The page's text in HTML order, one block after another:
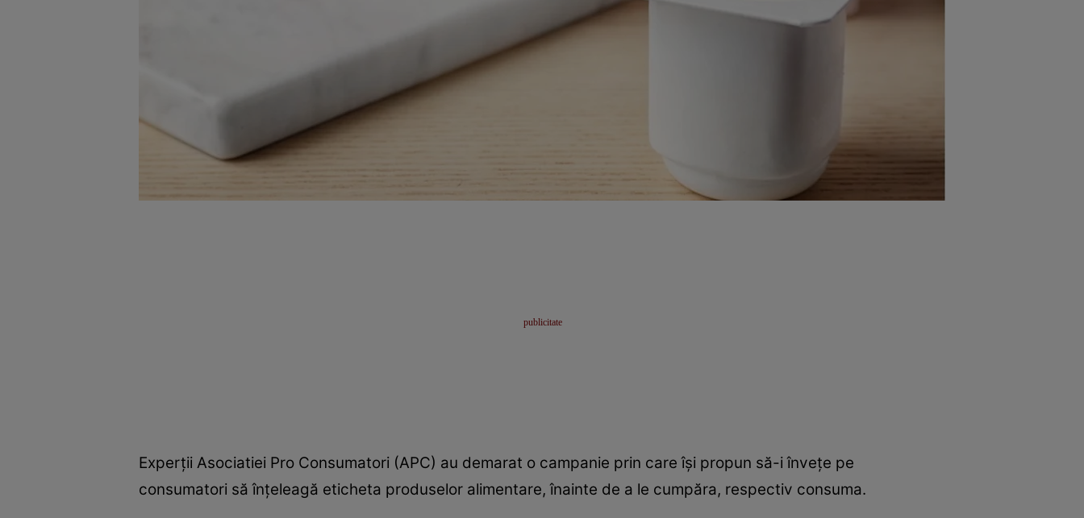
Experţii Asociatiei Pro Consumatori (APC) au demarat o campanie prin care îşi propun să-i înveţe pe
consumatori să înţeleagă eticheta produselor alimentare, înainte de a le cumpăra, respectiv consuma.